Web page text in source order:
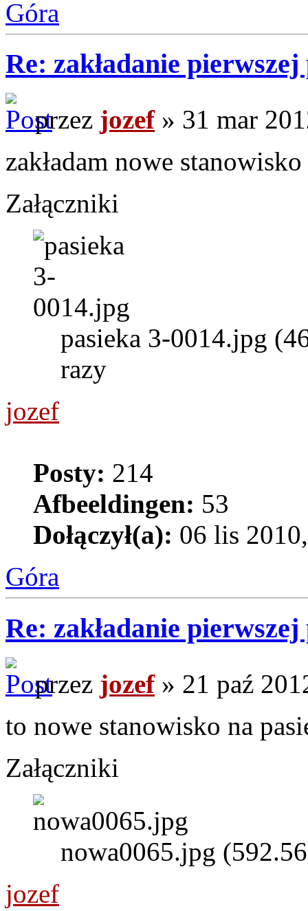
Góra
Re: zakładanie
przez jozef» 31 mar
zakładam nowe
Załączniki
pasieka 3-0014.jpg
razy
jozef
Posty: 214
Afbeeldingen: 53
Dołączył(a): 06 lis
Góra
Re: zakładanie
przez jozef» 21 paź
to nowe stanowisko na
Załączniki
nowa0065.jpg
jozef